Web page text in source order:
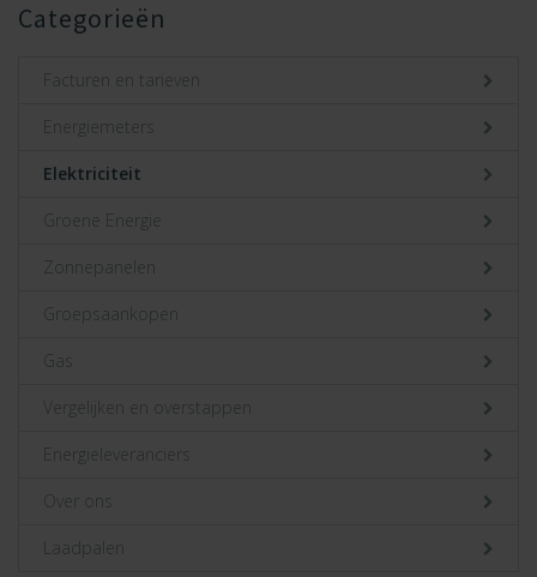
Categorieën
Facturen en tarieven
Energiemeters
Elektriciteit
Groene Energie
Zonnepanelen
Groepsaankopen
Gas
Vergelijken en overstappen
Energieleveranciers
Over ons
Laadpalen